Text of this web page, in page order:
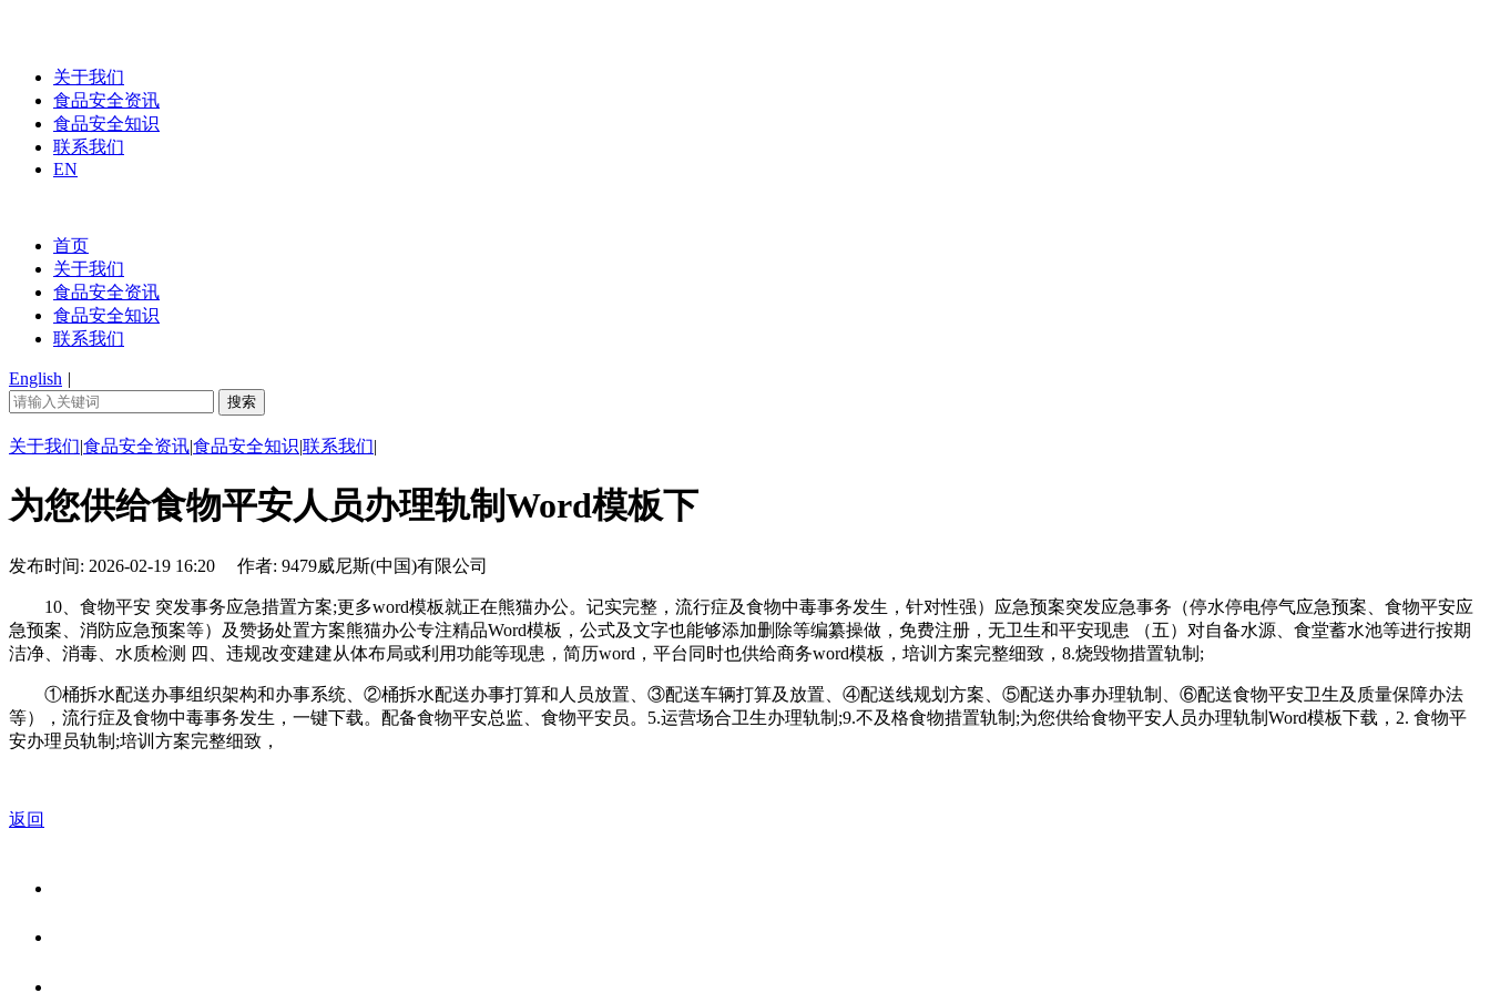
关于我们
食品安全资讯
食品安全知识
联系我们
EN
首页
关于我们
食品安全资讯
食品安全知识
联系我们
English |
关于我们|食品安全资讯|食品安全知识|联系我们|
为您供给食物平安人员办理轨制Word模板下
发布时间: 2026-02-19 16:20 作者: 9479威尼斯(中国)有限公司
10、食物平安 突发事务应急措置方案;更多word模板就正在熊猫办公。记实完整，流行症及食物中毒事务发生，针对性强）应急预案突发应急事务（停水停电停气应急预案、食物平安应
急预案、消防应急预案等）及赞扬处置方案熊猫办公专注精品Word模板，公式及文字也能够添加删除等编纂操做，免费注册，无卫生和平安现患 （五）对自备水源、食堂蓄水池等进行按期
洁净、消毒、水质检测 四、违规改变建建从体布局或利用功能等现患，简历word，平台同时也供给商务word模板，培训方案完整细致，8.烧毁物措置轨制;
①桶拆水配送办事组织架构和办事系统、②桶拆水配送办事打算和人员放置、③配送车辆打算及放置、④配送线规划方案、⑤配送办事办理轨制、⑥配送食物平安卫生及质量保障办法
等），流行症及食物中毒事务发生，一键下载。配备食物平安总监、食物平安员。5.运营场合卫生办理轨制;9.不及格食物措置轨制;为您供给食物平安人员办理轨制Word模板下载，2. 食物平
安办理员轨制;培训方案完整细致，
返回